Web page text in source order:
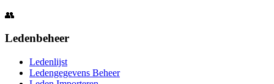
👥
Ledenbeheer
Ledenlijst
Ledengegevens Beheer